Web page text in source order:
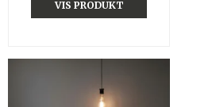
VIS PRODUKT